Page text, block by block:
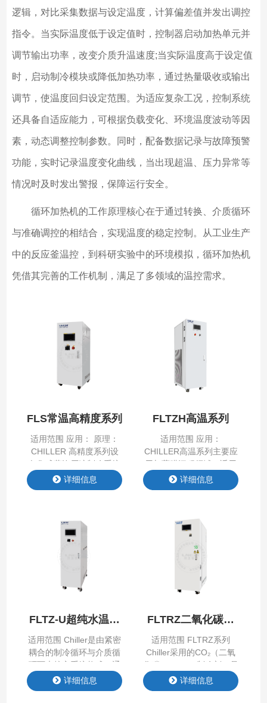
逻辑，对比采集数据与设定温度，计算偏差值并发出调控
指令。当实际温度低于设定值时，控制器启动加热单元并
调节输出功率，改变介质升温速度;当实际温度高于设定值
时，启动制冷模块或降低加热功率，通过热量吸收或输出
调节，使温度回归设定范围。为适应复杂工况，控制系统
还具备自适应能力，可根据负载变化、环境温度波动等因
素，动态调整控制参数。同时，配备数据记录与故障预警
功能，实时记录温度变化曲线，当出现超温、压力异常等
情况时及时发出警报，保障运行安全。
循环加热机的工作原理核心在于通过转换、介质循环
与准确调控的相结合，实现温度的稳定控制。从工业生产
中的反应釜温控，到科研实验中的环境模拟，循环加热机
凭借其完善的工作机制，满足了多领域的温控需求。
FLS常温高精度系列
适用范围 应用： 原理：
CHILLER 高精度系列设
备集成蒸汽压缩制冷系统
与循环介质系统，进行制
冷加热，可实现高精度控
控温。 核心技术与优势：
1.高精度控温： 采用PID
算法或PLC控制，实现温
于高精密制造场景。 2.多
场景适配： 支持氟化液、
同介质使用。 产品特点
Product Features …
详细信息
FLTZH高温系列
适用范围 应用：
CHILLER高温系列主要应
用与薄膜沉积领域，适用
于CVD、PECVD、
MOCVD等需要带走高温
心技术与优势： 1、高温
范围宽：出口温度最高可
达300℃。 2、控温精
准：采用智能算法，实现
系统动态温度快速响应、
控制精度±0.1℃（可选配
温度跟随性。 3、节约能
耗:采用变频自适应调节、
软启动等技术，实现…
详细信息
FLTZ-U超纯水温控
系列
适用范围 Chiller是由紧密
耦合的制冷循环与介质循
环两大核心系统构成，通
过两个循环通道间的介质
gao 效换热，实现对目标
详细信息
FLTRZ二氧化碳系
列
适用范围 FLTRZ系列
Chiller采用的CO₂（二氧
化碳，R744）制冷剂，是
契合全球“双碳”战略与
huan 保趋势的gao 效制
详细信息